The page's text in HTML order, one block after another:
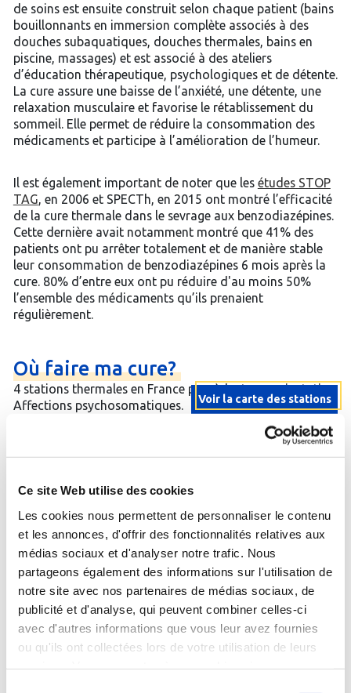
Ce site Web utilise des cookies
Les cookies nous permettent de personnaliser le contenu
et les annonces, d'offrir des fonctionnalités relatives aux
médias sociaux et d'analyser notre trafic. Nous
partageons également des informations sur l'utilisation de
notre site avec nos partenaires de médias sociaux, de
publicité et d'analyse, qui peuvent combiner celles-ci
avec d'autres informations que vous leur avez fournies
ou qu'ils ont collectées lors de votre utilisation de leurs
de soins est ensuite construit selon chaque patient (bains
bouillonnants en immersion complète associés à des
douches subaquatiques, douches thermales, bains en
piscine, massages) et est associé à des ateliers
d’éducation thérapeutique, psychologiques et de détente.
La cure assure une baisse de l’anxiété, une détente, une
relaxation musculaire et favorise le rétablissement du
sommeil. Elle permet de réduire la consommation des
médicaments et participe à l’amélioration de l’humeur.
Il est également important de noter que les études STOP
TAG, en 2006 et SPECTh, en 2015 ont montré l’efficacité
de la cure thermale dans le sevrage aux benzodiazépines.
Cette dernière avait notamment montré que 41% des
patients ont pu arrêter totalement et de manière stable
leur consommation de benzodiazépines 6 mois après la
cure. 80% d’entre eux ont pu réduire d'au moins 50%
l’ensemble des médicaments qu’ils prenaient
régulièrement.
Oùfairemacure?
4 stations thermales en France possèdent une orientation
Affections psychosomatiques.
Voir la carte des stations
NÉRIS-LES-BAINS -Allier- Auvergne-Rhône-Alpes
Néris-les-Bains - Etablissement Thermal
23 mars au 24 octobre 2026 04 70 03 10 39